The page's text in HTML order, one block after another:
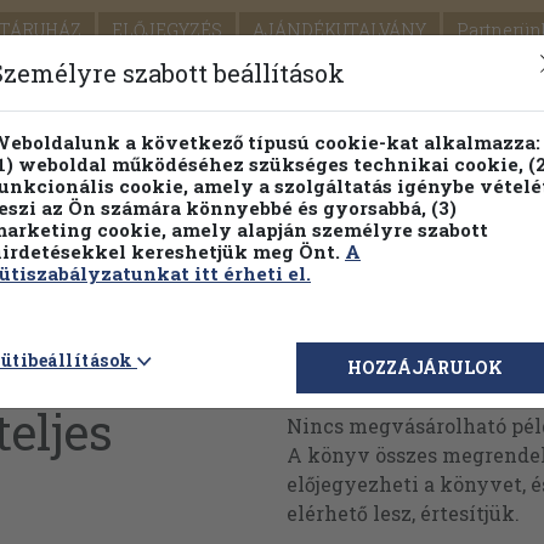
ELŐJEGYZÉS AJÁNDÉKUTALVÁNY
SEGÍTSÉG
PILLANATNYI ÁRAINK FENNTARTHATÓ
Részletes kereső Témaköri fa
Megvásárolható
Nincs megvásárolható
A könyv összes
előjegyezheti a könyvet,
elérhető lesz, értesítjük.
szabott beállítások
a következő típusú cookie-kat alkalmazza:
weboldal működéséhez szükséges technikai cookie,
cookie, amely a szolgáltatás igénybe
az Ön számára könnyebbé és gyorsabbá, (3)
cookie, amely alapján személyre szabott
kereshetjük meg Önt. A
itt érheti el.
HOZZÁJÁRULOK